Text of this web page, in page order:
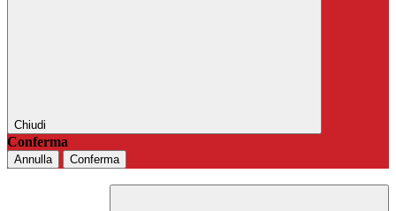
Chiudi
Conferma
Annulla Conferma